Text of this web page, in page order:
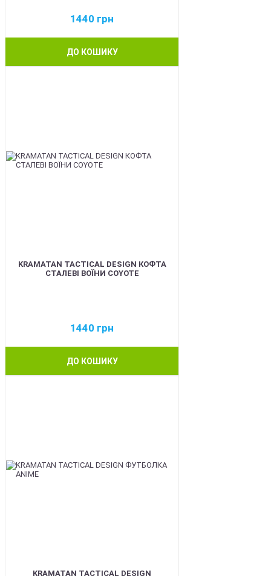
1440 грн
ДО КОШИКУ
KRAMATAN TACTICAL DESIGN КОФТА
СТАЛЕВІ ВОЇНИ COYOTE
1440 грн
ДО КОШИКУ
KRAMATAN TACTICAL DESIGN